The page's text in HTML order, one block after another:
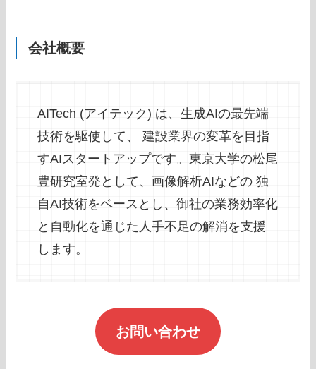
会社概要
AITech (アイテック) は、生成AIの最先端
技術を駆使して、 建設業界の変革を目指
すAIスタートアップです。東京大学の松尾
豊研究室発として、画像解析AIなどの 独
自AI技術をベースとし、御社の業務効率化
と自動化を通じた人手不足の解消を支援
します。
お問い合わせ